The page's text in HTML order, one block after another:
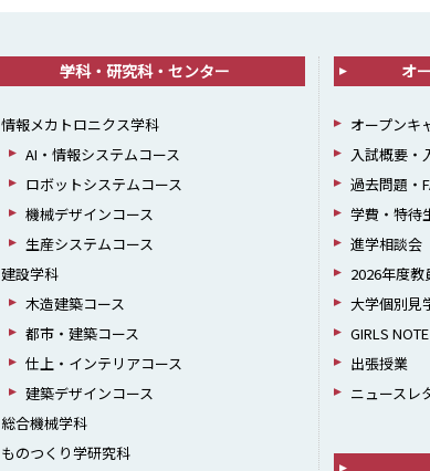
学科・研究科・センター
情報メカトロニクス学科
AI・情報システムコース
ロボットシステムコース
機械デザインコース
生産システムコース
建設学科
木造建築コース
都市・建築コース
仕上・インテリアコース
建築デザインコース
総合機械学科
ものつくり学研究科
オ
オープンキ
入試概要・
過去問題・
学費・特待
進学相談会
2026年度
大学個別見
GIRLS NOTE
出張授業
ニュースレ